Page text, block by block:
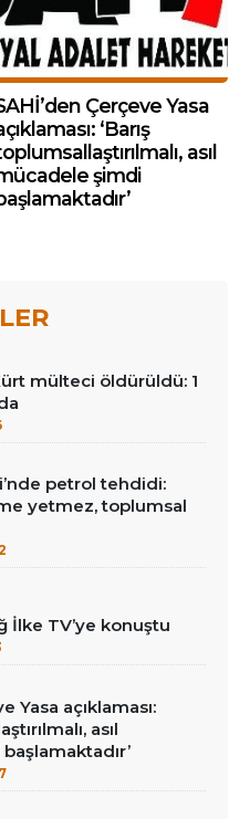
Çerçeve Yasa
‘Barış
asıl
şimdi
mülteci öldürüldü: 1
petrol tehdidi:
yetmez, toplumsal
İlke TV’ye konuştu
Yasa açıklaması:
asıl